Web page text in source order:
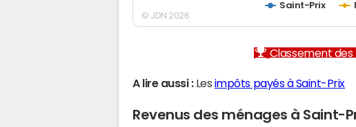
Saint-Prix
© JDN 2026
Classement des
A lire aussi :Les impôts payés à Saint-Prix
Revenus des ménages à Saint-